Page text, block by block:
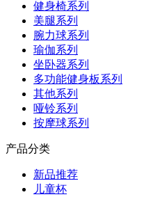
健身椅系列
美腿系列
腕力球系列
瑜伽系列
坐卧器系列
多功能健身板系列
其他系列
哑铃系列
按摩球系列
产品分类
新品推荐
儿童杯